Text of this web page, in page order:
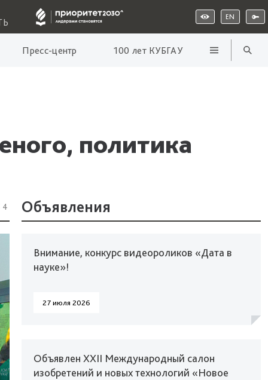
EN
Пресс-центр 100 лет КУБГАУ
политика
Объявления
Внимание, конкурс видеороликов «Дата в
науке»!
27 июля 2026
Объявлен XXII Международный салон
изобретений и новых технологий «Новое